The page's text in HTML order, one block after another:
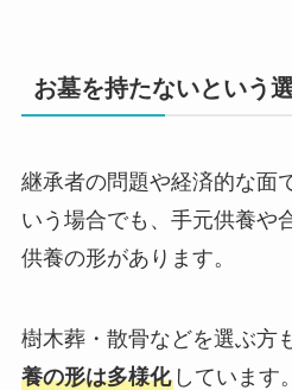
お墓を持たないという
継承者の問題や経済的な面
いう場合でも、手元供養や
供養の形があります。
樹木葬・散骨などを選ぶ方
養の形は多様化しています。